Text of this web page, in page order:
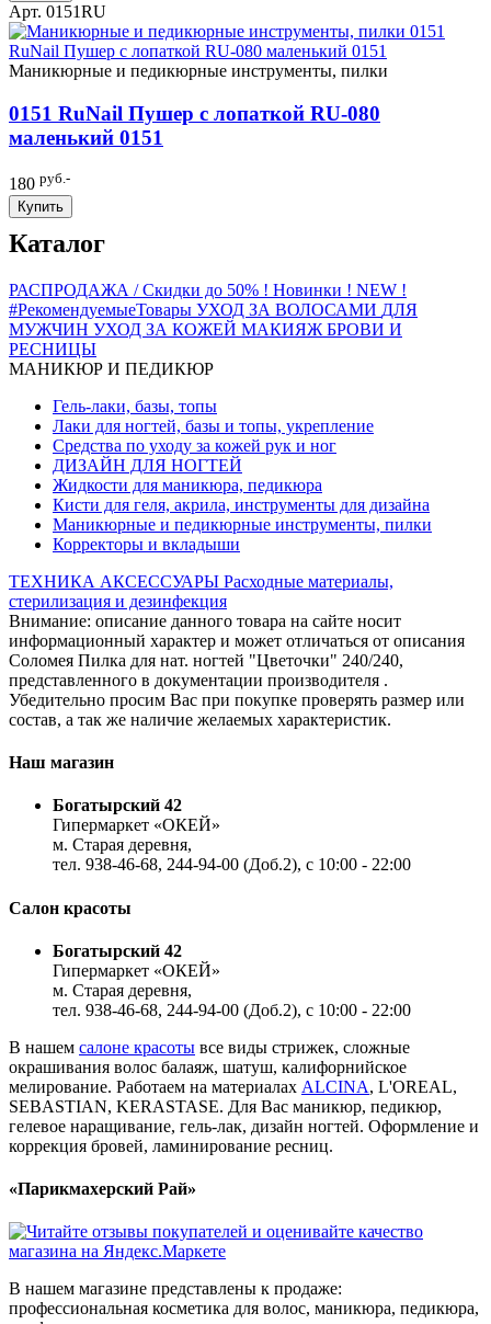
Арт. 0151RU
Маникюрные и педикюрные инструменты, пилки
0151 RuNail Пушер с лопаткой RU-080
маленький 0151
180 руб.-
Купить
Каталог
РАСПРОДАЖА / Скидки до 50% ! Новинки ! NEW !
#РекомендуемыеТовары УХОД ЗА ВОЛОСАМИ ДЛЯ
МУЖЧИН УХОД ЗА КОЖЕЙ МАКИЯЖ БРОВИ И
РЕСНИЦЫ
МАНИКЮР И ПЕДИКЮР
Гель-лаки, базы, топы
Лаки для ногтей, базы и топы, укрепление
Средства по уходу за кожей рук и ног
ДИЗАЙН ДЛЯ НОГТЕЙ
Жидкости для маникюра, педикюра
Кисти для геля, акрила, инструменты для дизайна
Маникюрные и педикюрные инструменты, пилки
Корректоры и вкладыши
ТЕХНИКА АКСЕССУАРЫ Расходные материалы,
стерилизация и дезинфекция
Внимание: описание данного товара на сайте носит
информационный характер и может отличаться от описания
Соломея Пилка для нат. ногтей "Цветочки" 240/240,
представленного в документации производителя .
Убедительно просим Вас при покупке проверять размер или
состав, а так же наличие желаемых характеристик.
Наш магазин
Богатырский 42
Гипермаркет «ОКЕЙ»
м. Старая деревня,
тел. 938-46-68, 244-94-00 (Доб.2), c 10:00 - 22:00
Салон красоты
Богатырский 42
Гипермаркет «ОКЕЙ»
м. Старая деревня,
тел. 938-46-68, 244-94-00 (Доб.2), c 10:00 - 22:00
В нашем салоне красоты все виды стрижек, сложные
окрашивания волос балаяж, шатуш, калифорнийское
мелирование. Работаем на материалах ALCINA, L'OREAL,
SEBASTIAN, KERASTASE. Для Вас маникюр, педикюр,
гелевое наращивание, гель-лак, дизайн ногтей. Оформление и
коррекция бровей, ламинирование ресниц.
«Парикмахерский Рай»
В нашем магазине представлены к продаже:
профессиональная косметика для волос, маникюра, педикюра,